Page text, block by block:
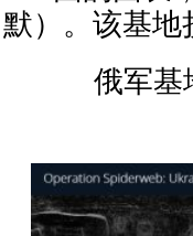
默）。该基地
俄军基